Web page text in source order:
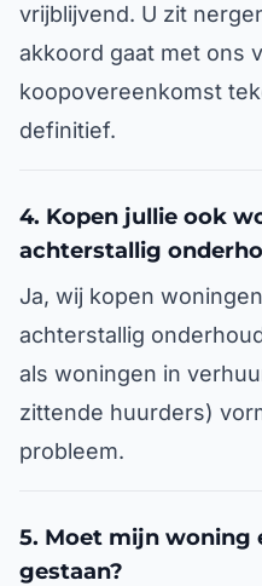
vrijblijvend. U zit
akkoord gaat met ons
koopovereenkomst
definitief.
4. Kopen jullie ook
achterstallig
Ja, wij kopen
achterstallig
als woningen in
zittende huurders)
probleem.
5. Moet mijn woning
gestaan?